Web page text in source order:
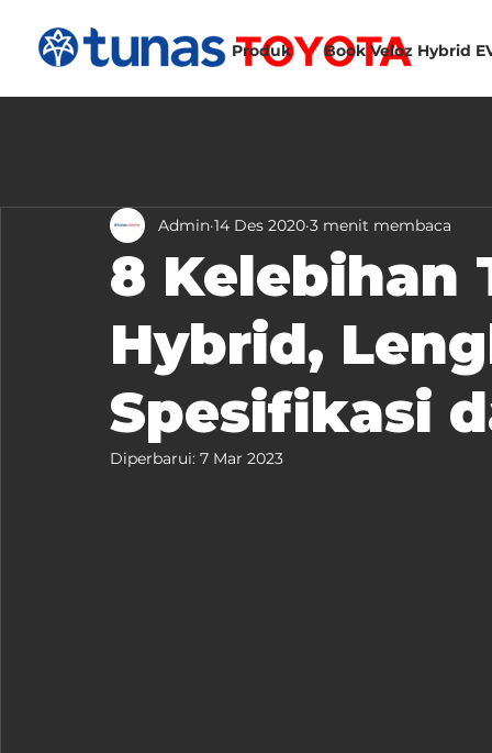
Produk Book Veloz Hybrid
8 Kelebihan
Hybrid,
Spesifikasi
Admin 14 Des 2020 3 menit membaca
Diperbarui: 7 Mar 2023